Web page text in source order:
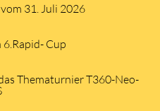
31. Juli 2026
Cup
Thematurnier T360-Neo-